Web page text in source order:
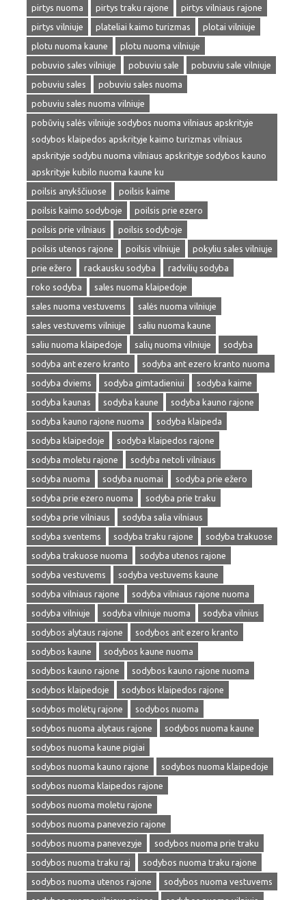
pirtys nuoma
pirtys traku rajone
pirtys vilniaus rajone
pirtys vilniuje
plateliai kaimo turizmas
plotai vilniuje
plotu nuoma kaune
plotu nuoma vilniuje
pobuvio sales vilniuje
pobuviu sale
pobuviu sale vilniuje
pobuviu sales
pobuviu sales nuoma
pobuviu sales nuoma vilniuje
pobūvių salės vilniuje sodybos nuoma vilniaus apskrityje
sodybos klaipedos apskrityje kaimo turizmas vilniaus
apskrityje sodybu nuoma vilniaus apskrityje sodybos kauno
apskrityje kubilo nuoma kaune ku
poilsis anykščiuose
poilsis kaime
poilsis kaimo sodyboje
poilsis prie ezero
poilsis prie vilniaus
poilsis sodyboje
poilsis utenos rajone
poilsis vilniuje
pokyliu sales vilniuje
prie ežero
rackausku sodyba
radvilių sodyba
roko sodyba
sales nuoma klaipedoje
sales nuoma vestuvems
salės nuoma vilniuje
sales vestuvems vilniuje
saliu nuoma kaune
saliu nuoma klaipedoje
salių nuoma vilniuje
sodyba
sodyba ant ezero kranto
sodyba ant ezero kranto nuoma
sodyba dviems
sodyba gimtadieniui
sodyba kaime
sodyba kaunas
sodyba kaune
sodyba kauno rajone
sodyba kauno rajone nuoma
sodyba klaipeda
sodyba klaipedoje
sodyba klaipedos rajone
sodyba moletu rajone
sodyba netoli vilniaus
sodyba nuoma
sodyba nuomai
sodyba prie ežero
sodyba prie ezero nuoma
sodyba prie traku
sodyba prie vilniaus
sodyba salia vilniaus
sodyba sventems
sodyba traku rajone
sodyba trakuose
sodyba trakuose nuoma
sodyba utenos rajone
sodyba vestuvems
sodyba vestuvems kaune
sodyba vilniaus rajone
sodyba vilniaus rajone nuoma
sodyba vilniuje
sodyba vilniuje nuoma
sodyba vilnius
sodybos alytaus rajone
sodybos ant ezero kranto
sodybos kaune
sodybos kaune nuoma
sodybos kauno rajone
sodybos kauno rajone nuoma
sodybos klaipedoje
sodybos klaipedos rajone
sodybos molėtų rajone
sodybos nuoma
sodybos nuoma alytaus rajone
sodybos nuoma kaune
sodybos nuoma kaune pigiai
sodybos nuoma kauno rajone
sodybos nuoma klaipedoje
sodybos nuoma klaipedos rajone
sodybos nuoma moletu rajone
sodybos nuoma panevezio rajone
sodybos nuoma panevezyje
sodybos nuoma prie traku
sodybos nuoma traku raj
sodybos nuoma traku rajone
sodybos nuoma utenos rajone
sodybos nuoma vestuvems